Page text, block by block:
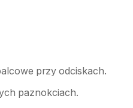
przy odciskach.
paznokciach.